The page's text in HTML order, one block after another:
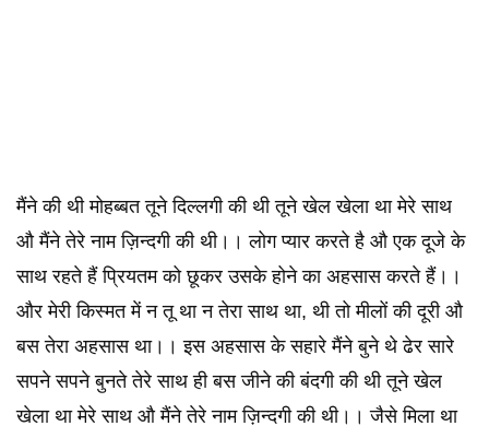
मैंने की थी मोहब्बत तूने दिल्लगी की थी तूने खेल खेला था मेरे साथ
औ मैंने तेरे नाम ज़िन्दगी की थी।। लोग प्यार करते है औ एक दूजे के
साथ रहते हैं प्रियतम को छूकर उसके होने का अहसास करते हैं।।
और मेरी किस्मत में न तू था न तेरा साथ था, थी तो मीलों की दूरी औ
बस तेरा अहसास था।। इस अहसास के सहारे मैंने बुने थे ढेर सारे
सपने सपने बुनते तेरे साथ ही बस जीने की बंदगी की थी तूने खेल
खेला था मेरे साथ औ मैंने तेरे नाम ज़िन्दगी की थी।। जैसे मिला था